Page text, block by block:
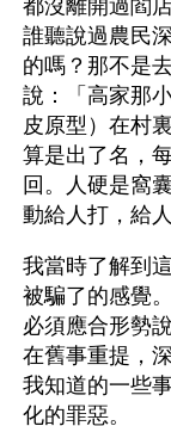
都沒離開過閻
誰聽說過農民
的嗎？那不是
說：「高家那
皮原型）在村
算是出了名，
回。人硬是窩
動給人打，給人
我當時了解到
被騙了的感覺
必須應合形勢
在舊事重提，
我知道的一些